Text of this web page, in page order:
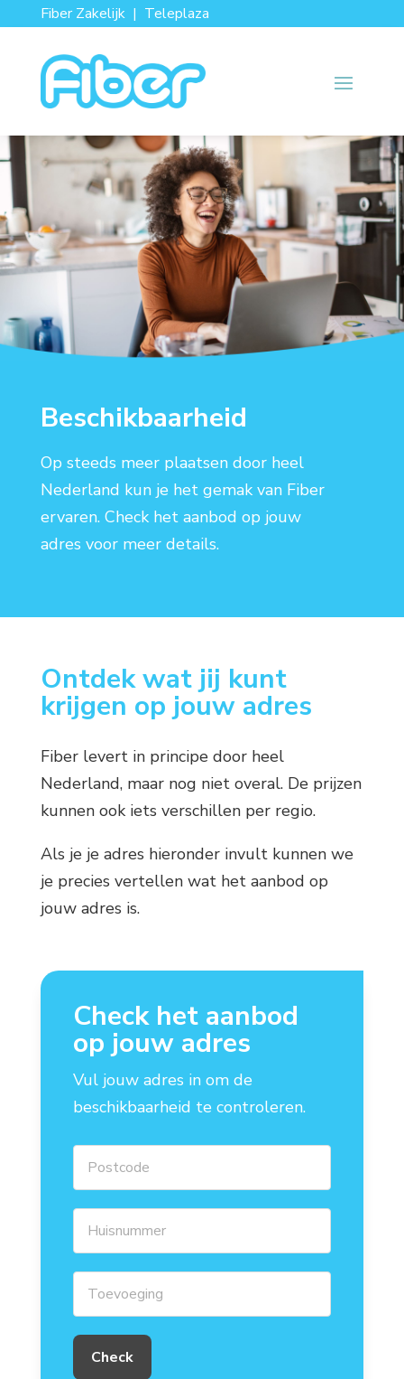
Fiber Zakelijk| Teleplaza
Beschikbaarheid
Op steeds meer plaatsen door heel
Nederland kun je het gemak van Fiber
ervaren. Check het aanbod op jouw
adres voor meer details.
Ontdek wat jij kunt
krijgen op jouw adres
Fiber levert in principe door heel
Nederland, maar nog niet overal. De prijzen
kunnen ook iets verschillen per regio.
Als je je adres hieronder invult kunnen we
je precies vertellen wat het aanbod op
jouw adres is.
Check het aanbod
op jouw adres
Vul jouw adres in om de
beschikbaarheid te controleren.